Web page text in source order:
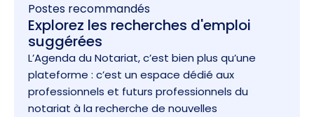
Postes recommandés
Explorez les recherches d'emploi
suggérées
L’Agenda du Notariat, c’est bien plus qu’une
plateforme : c’est un espace dédié aux
professionnels et futurs professionnels du
notariat à la recherche de nouvelles